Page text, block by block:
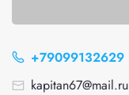
+79099132629
kapitan67@mail.ru